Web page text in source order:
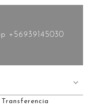
+56939145030